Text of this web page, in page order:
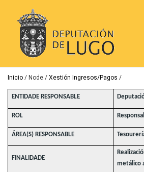
contenido
principal
Ruta
de
navegación
Inicio Node Xestión Ingresos/Pagos
ENTIDADE RESPONSABLE
ROL
ÁREA(S) RESPONSABLE
FINALIDADE
metálico